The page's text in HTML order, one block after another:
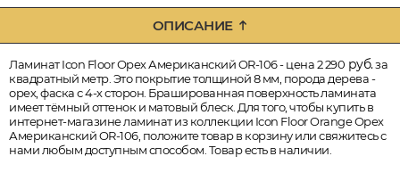
ОПИСАНИЕ
Ламинат Icon Floor Орех Американский OR-106 - цена 2 290 руб.за
квадратный метр. Это покрытие толщиной 8 мм, порода дерева -
орех, фаска с 4-х сторон. Брашированная поверхность ламината
имеет тёмный оттенок и матовый блеск. Для того, чтобы купить в
интернет-магазине ламинат из коллекции Icon Floor Orange Орех
Американский OR-106, положите товар в корзину или свяжитесь с
нами любым доступным способом. Товар есть в наличии.